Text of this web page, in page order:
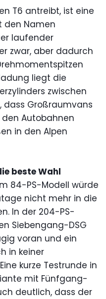
T6 antreibt, ist eine
den Namen
laufender
zwar, aber dadurch
liegt die
zwischen
dass Großraumvans
den Autobahnen
in den Alpen
beste Wahl
84-PS-Modell würde
nicht mehr in die
In der 204-PS-
Siebengang-DSG
voran und ein
in keiner
kurze Testrunde in
mit Fünfgang-
deutlich, dass der